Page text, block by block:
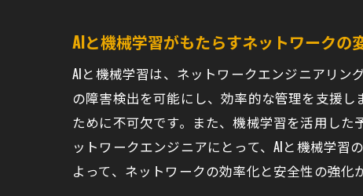
ク
ク
ク
エ
セキュ
AIと機械学習がもたらすネットワークの
AIと機械学習は、ネットワークエンジニアリ
の障害検出を可能にし、効率的な管理を支援
ために不可欠です。また、機械学習を活用し
ットワークエンジニアにとって、AIと機械学
よって、ネットワークの効率化と安全性の強化